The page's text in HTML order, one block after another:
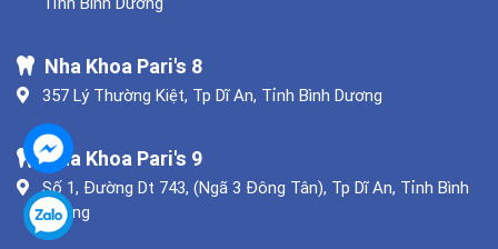
Nha Khoa Pari's 8
357 Lý Thường Kiệt, Tp Dĩ An, Tỉnh Bình Dương
Nha Khoa Pari's 9
Số 1, Đường Dt 743, (Ngã 3 Đông Tân), Tp Dĩ An, Tỉnh Bình
Dương